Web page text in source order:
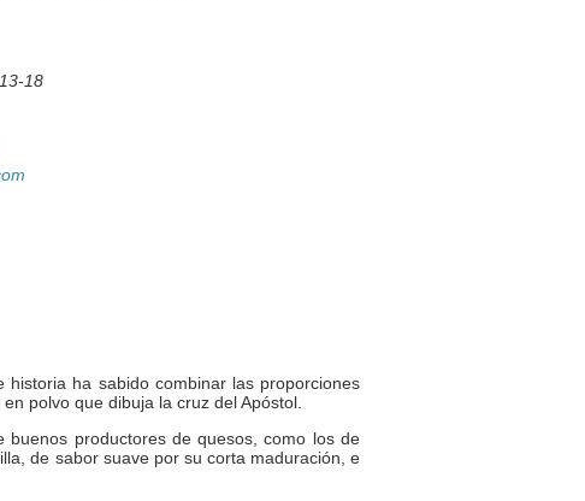
18
historia ha sabido combinar las proporciones
polvo que dibuja la cruz del Apóstol.
buenos productores de quesos, como los de
de sabor suave por su corta maduración, e